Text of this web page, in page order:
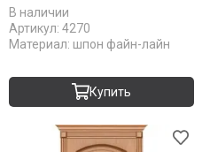
В наличии
Артикул: 4270
Материал: шпон файн-лайн
Купить